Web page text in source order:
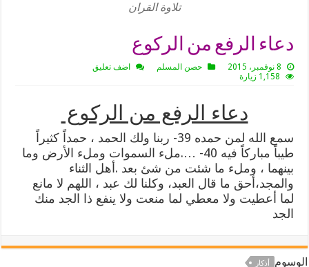
تلاوة القران
دعاء الرفع من الركوع
8 نوفمبر، 2015 حصن المسلم
اضف تعليق
1,158 زيارة
دعاء الرفع من الركوع
سمع الله لمن حمده 39- ربنا ولك الحمد ، حمداً كثيراً
طيباً مباركاً فيه 40- ….ملء السموات وملء الأرض وما
بينهما ، وملء ما شئت من شئ بعد .أهل الثناء
والمجد،أحق ما قال العبد، وكلنا لك عبد ، اللهم لا مانع
لما أعطيت ولا معطي لما منعت ولا ينفع ذا الجد منك
الجد
الوسوم أذكار